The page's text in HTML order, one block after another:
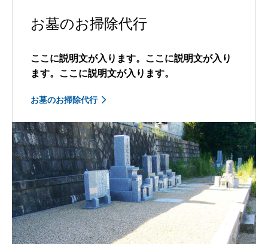
お墓のお掃除代行
ここに説明文が入ります。ここに説明文が入り
ます。ここに説明文が入ります。
お墓のお掃除代行